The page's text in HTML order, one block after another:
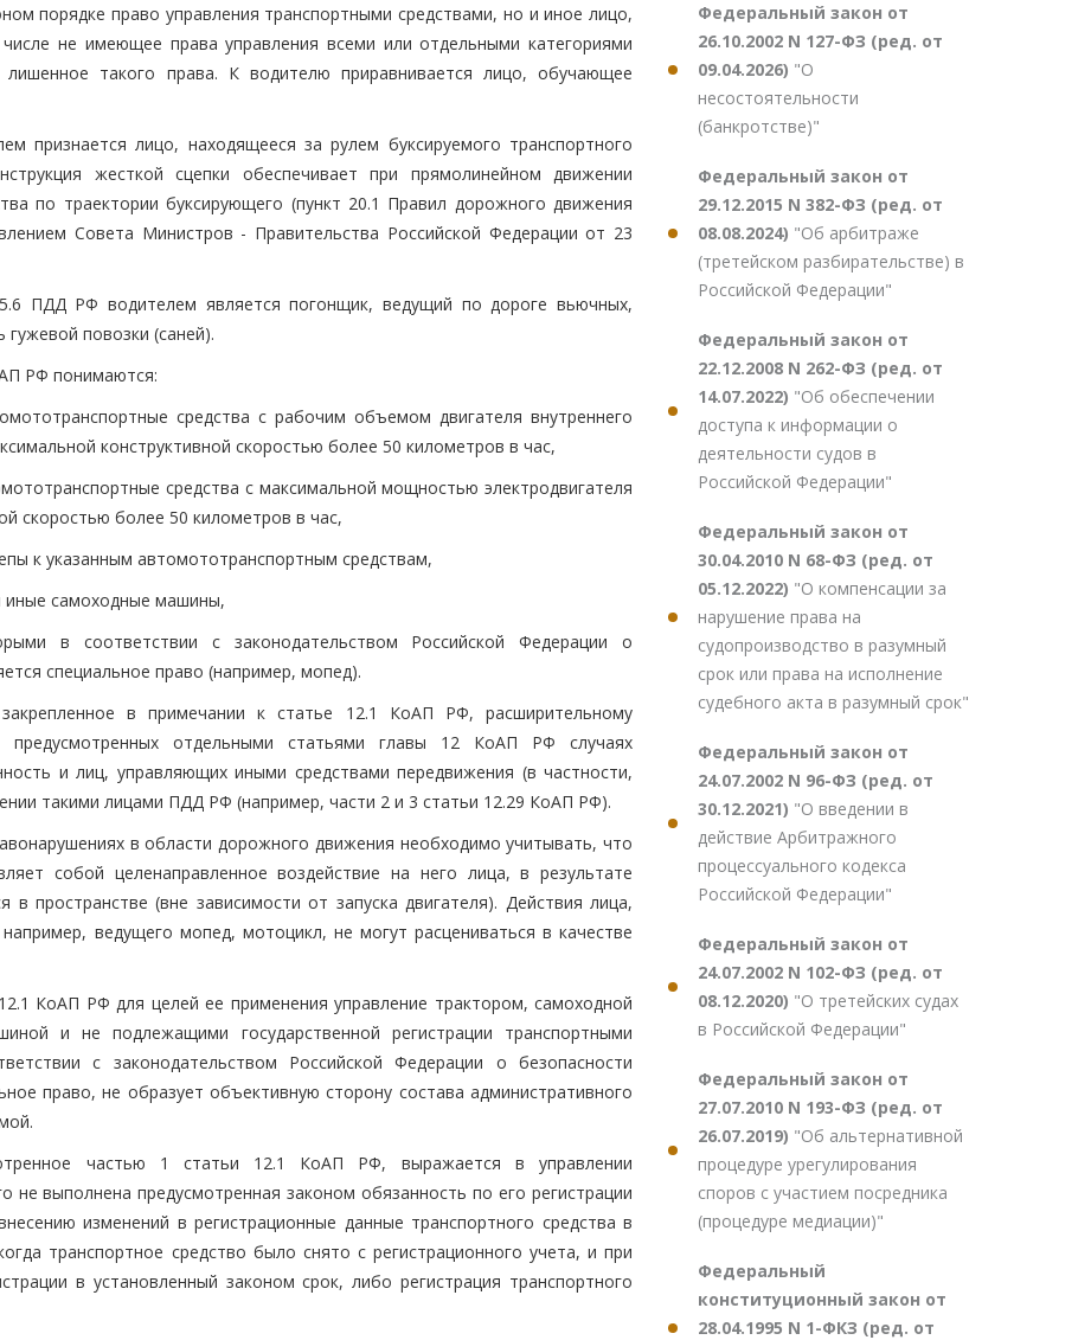
порядке право управления транспортными средствами, но и иное лицо,
не имеющее права управления всеми или отдельными категориями
лишенное такого права. К водителю приравнивается лицо, обучающее
признается лицо, находящееся за рулем буксируемого транспортного
жесткой сцепки обеспечивает при прямолинейном движении
по траектории буксирующего (пункт 20.1 Правил дорожного движения
Совета Министров - Правительства Российской Федерации от 23
ПДД РФ водителем является погонщик, ведущий по дороге вьючных,
повозки (саней).
РФ понимаются:
средства с рабочим объемом двигателя внутреннего
конструктивной скоростью более 50 километров в час,
средства с максимальной мощностью электродвигателя
скоростью более 50 километров в час,
к указанным автомототранспортным средствам,
иные самоходные машины,
в соответствии с законодательством Российской Федерации о
специальное право (например, мопед).
в примечании к статье 12.1 КоАП РФ, расширительному
отдельными статьями главы 12 КоАП РФ случаях
и лиц, управляющих иными средствами передвижения (в частности,
такими лицами ПДД РФ (например, части 2 и 3 статьи 12.29 КоАП РФ).
в области дорожного движения необходимо учитывать, что
собой целенаправленное воздействие на него лица, в результате
пространстве (вне зависимости от запуска двигателя). Действия лица,
ведущего мопед, мотоцикл, не могут расцениваться в качестве
КоАП РФ для целей ее применения управление трактором, самоходной
и не подлежащими государственной регистрации транспортными
с законодательством Российской Федерации о безопасности
право, не образует объективную сторону состава административного
частью 1 статьи 12.1 КоАП РФ, выражается в управлении
выполнена предусмотренная законом обязанность по его регистрации
изменений в регистрационные данные транспортного средства в
транспортное средство было снято с регистрационного учета, и при
в установленный законом срок, либо регистрация транспортного
Федеральный закон от
26.10.2002 N 127-ФЗ (ред. от
09.04.2026) "О
несостоятельности
(банкротстве)"
Федеральный закон от
29.12.2015 N 382-ФЗ (ред. от
08.08.2024) "Об арбитраже
(третейском разбирательстве) в
Российской Федерации"
Федеральный закон от
22.12.2008 N 262-ФЗ (ред. от
14.07.2022) "Об обеспечении
доступа к информации о
деятельности судов в
Российской Федерации"
Федеральный закон от
30.04.2010 N 68-ФЗ (ред. от
05.12.2022) "О компенсации за
нарушение права на
судопроизводство в разумный
срок или права на исполнение
судебного акта в разумный срок"
Федеральный закон от
24.07.2002 N 96-ФЗ (ред. от
30.12.2021) "О введении в
действие Арбитражного
процессуального кодекса
Российской Федерации"
Федеральный закон от
24.07.2002 N 102-ФЗ (ред. от
08.12.2020) "О третейских судах
в Российской Федерации"
Федеральный закон от
27.07.2010 N 193-ФЗ (ред. от
26.07.2019) "Об альтернативной
процедуре урегулирования
споров с участием посредника
(процедуре медиации)"
Федеральный
конституционный закон от
28.04.1995 N 1-ФКЗ (ред. от